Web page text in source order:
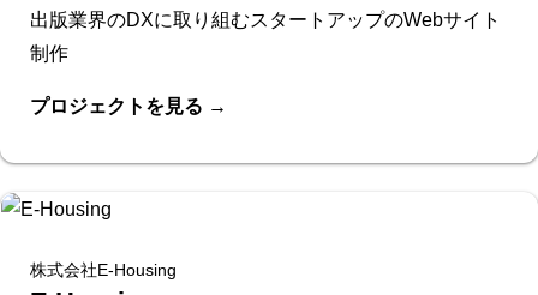
出版業界のDXに取り組むスタートアップのWebサイト
制作
プロジェクトを見る →
株式会社E-Housing